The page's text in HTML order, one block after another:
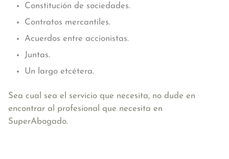
Constitución de sociedades.
Contratos mercantiles.
Acuerdos entre accionistas.
Juntas.
Un largo etcétera.
Sea cual sea el servicio que necesita, no dude en
encontrar al profesional que necesita en
SuperAbogado.